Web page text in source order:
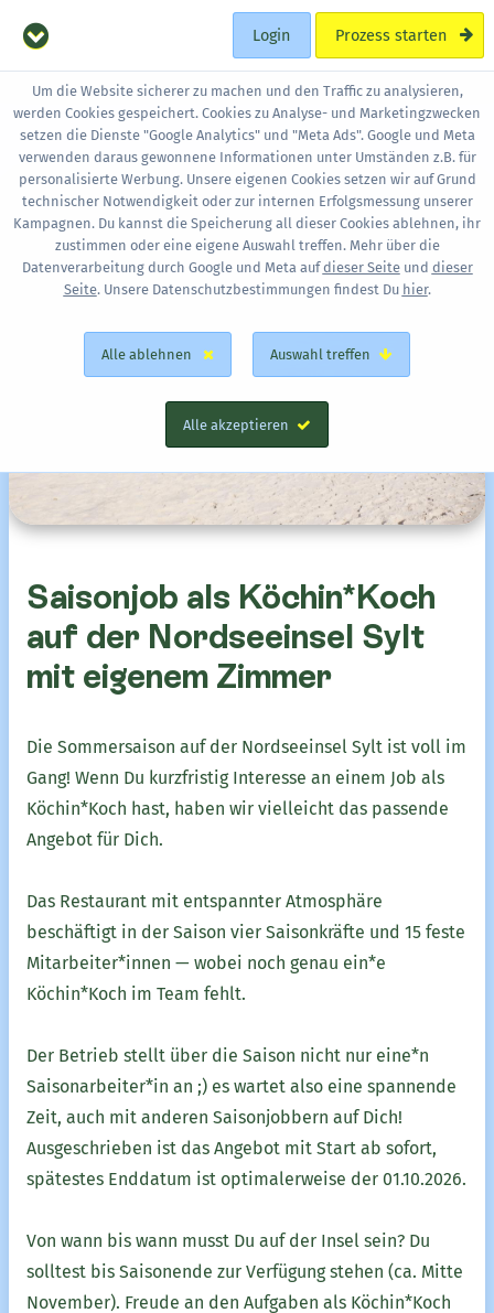
Login Prozess starten
Um die Website sicherer zu machen und den Traffic zu analysieren,
werden Cookies gespeichert. Cookies zu Analyse- und Marketingzwecken
setzen die Dienste "Google Analytics" und "Meta Ads". Google und Meta
verwenden daraus gewonnene Informationen unter Umständen z.B. für
personalisierte Werbung. Unsere eigenen Cookies setzen wir auf Grund
technischer Notwendigkeit oder zur internen Erfolgsmessung unserer
Kampagnen. Du kannst die Speicherung all dieser Cookies ablehnen, ihr
zustimmen oder eine eigene Auswahl treffen. Mehr über die
Datenverarbeitung durch Google und Meta aufdieser Seiteund dieser
Seite. Unsere Datenschutzbestimmungen findest Du hier.
Alle ablehnen Auswahl treffen
Alle akzeptieren
Saisonjob als Köchin*Koch
auf der Nordseeinsel Sylt
mit eigenem Zimmer
Die Sommersaison auf der Nordseeinsel Sylt ist voll im
Gang! Wenn Du kurzfristig Interesse an einem Job als
Köchin*Koch hast, haben wir vielleicht das passende
Angebot für Dich.
Das Restaurant mit entspannter Atmosphäre
beschäftigt in der Saison vier Saisonkräfte und 15 feste
Mitarbeiter*innen — wobei noch genau ein*e
Köchin*Koch im Team fehlt.
Der Betrieb stellt über die Saison nicht nur eine*n
Saisonarbeiter*in an ;) es wartet also eine spannende
Zeit, auch mit anderen Saisonjobbern auf Dich!
Ausgeschrieben ist das Angebot mit Start ab sofort,
spätestes Enddatum ist optimalerweise der 01.10.2026.
Von wann bis wann musst Du auf der Insel sein? Du
solltest bis Saisonende zur Verfügung stehen (ca. Mitte
November). Freude an den Aufgaben als Köchin*Koch